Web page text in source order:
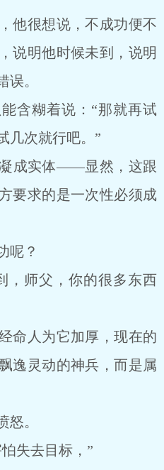
他很想说，不成功便不
说明他时候未到，说明
误。
含糊着说：“那就再试
几次就行吧。”
成实体——显然，这跟
要求的是一次性必须成
呢？
，师父，你的很多东西
命人为它加厚，现在的
逸灵动的神兵，而是属
怒。
失去目标，”